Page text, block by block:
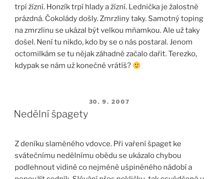
trpí žízní. Honzík trpí hlady a žízní. Lednička je žalostně
prázdná. Čokolády došly. Zmrzliny taky. Samotný toping
na zmrzlinu se ukázal být velkou mňamkou. Ale už taky
došel. Není tu nikdo, kdo by se o nás postaral. Jenom
octomilkám se tu nějak záhadně začalo dařit. Terezko,
kdypak se nám už konečně vrátíš?
PUBLIKOVÁNO
30. 9. 2007
Nedělní špagety
Z deníku slaměného vdovce. Při vaření špaget ke
svátečnímu nedělnímu obědu se ukázalo chybou
podlehnout vidině co nejméně ušpiněného nádobí a